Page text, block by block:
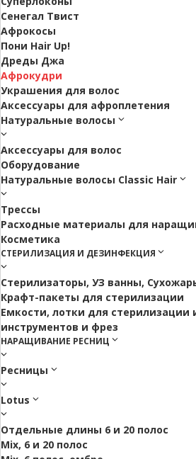
Сенегал Твист
Афрокосы
Пони Hair Up!
Дреды Джа
Афрокудри
Украшения для волос
Аксессуары для афроплетения
Натуральные волосы
Аксессуары для волос
Оборудование
Натуральные волосы Classic Hair
Трессы
Расходные материалы для
Косметика
СТЕРИЛИЗАЦИЯ И ДЕЗИНФЕКЦИЯ
Стерилизаторы, УЗ ванны,
Крафт-пакеты для стерилизации
Емкости, лотки для стерилизации
инструментов и фрез
НАРАЩИВАНИЕ РЕСНИЦ
Ресницы
Lotus
Отдельные длины 6 и 20 полос
Mix, 6 и 20 полос